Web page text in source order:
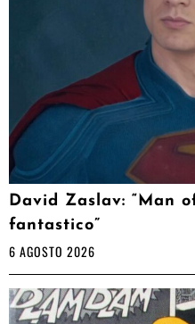
David Zaslav: “Man
fantastico”
6 AGOSTO 2026